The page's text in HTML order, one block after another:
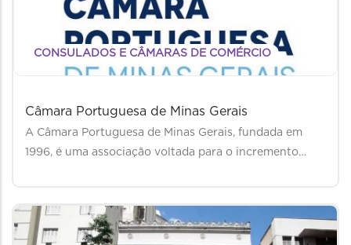
CONSULADOS E CÂMARAS DE COMÉRCIO
Câmara Portuguesa de Minas Gerais
A Câmara Portuguesa de Minas Gerais, fundada em
1996, é uma associação voltada para o incremento…